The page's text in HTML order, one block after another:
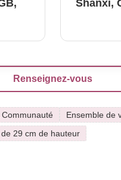
Shanxi,
Renseignez-vous
Ensemble de
29 cm de hauteur